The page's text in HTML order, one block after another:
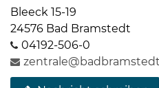
bramstedt.de
Bleeck 15-19
24576 Bad Bramstedt
04192-506-0